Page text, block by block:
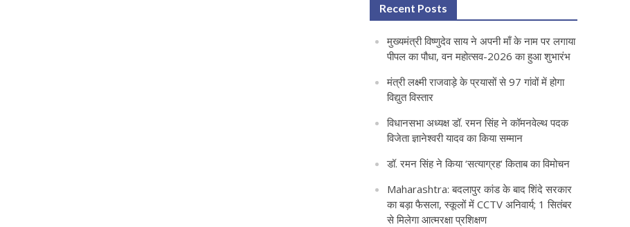
Recent Posts
मुख्यमंत्री विष्णुदेव साय ने अपनी माँ के नाम पर लगाया
पीपल का पौधा, वन महोत्सव-2026 का हुआ शुभारंभ
मंत्री लक्ष्मी राजवाड़े के प्रयासों से 97 गांवों में होगा
विद्युत विस्तार
विधानसभा अध्यक्ष डॉ. रमन सिंह ने कॉमनवेल्थ पदक
विजेता ज्ञानेश्वरी यादव का किया सम्मान
डॉ. रमन सिंह ने किया ‘सत्याग्रह‘ किताब का विमोचन
Maharashtra: बदलापुर कांड के बाद शिंदे सरकार
का बड़ा फैसला, स्कूलों में CCTV अनिवार्य; 1 सितंबर
से मिलेगा आत्मरक्षा प्रशिक्षण